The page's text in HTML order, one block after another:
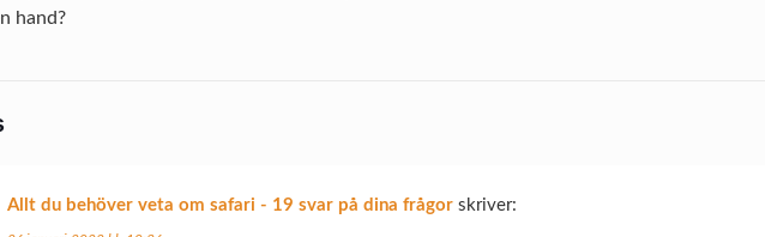
hand?
Allt du behöver veta om safari - 19 svar på dina frågor skriver: